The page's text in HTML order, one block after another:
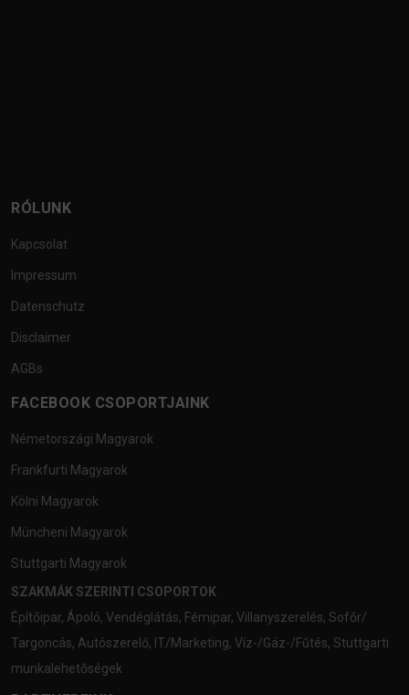
RÓLUNK
Kapcsolat
Impressum
Datenschutz
Disclaimer
AGBs
FACEBOOK CSOPORTJAINK
Németországi Magyarok
Frankfurti Magyarok
Kölni Magyarok
Müncheni Magyarok
Stuttgarti Magyarok
SZAKMÁK SZERINTI CSOPORTOK
Építőipar, Ápoló, Vendéglátás, Fémipar, Villanyszerelés, Sofőr/
Targoncás, Autószerelő, IT/Marketing, Víz-/Gáz-/Fűtés, Stuttgarti
munkalehetőségek